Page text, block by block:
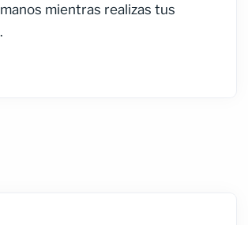
mientras realizas tus